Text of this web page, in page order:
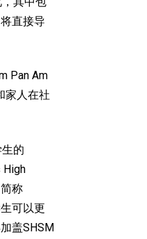
直接导
Pan Am
家人在社
的
High
称
可以更
盖SHSM